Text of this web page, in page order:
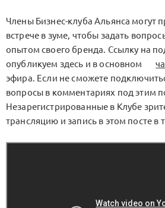
Члены Бизнес-клуба Альянса могут
встрече в зуме, чтобы задать
опытом своего бренда. Ссылку на
опубликуем здесь и в основном
эфира. Если не сможете
вопросы в комментариях под этим
Незарегистрированные в Клубе
трансляцию и запись в этом посте в